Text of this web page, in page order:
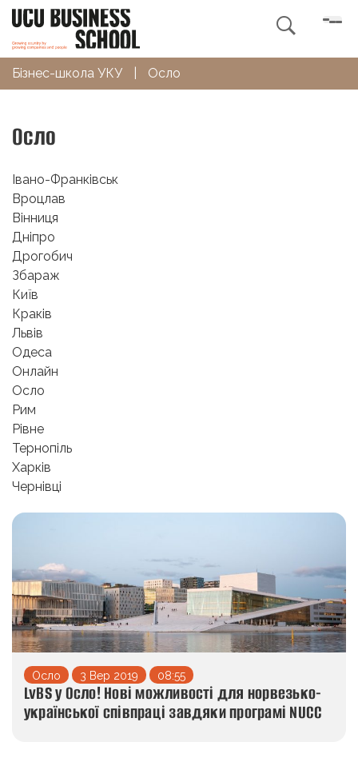

Бізнес-школа УКУ Осло
Осло
Івано-Франківськ
Вроцлав
Вінниця
Дніпро
Дрогобич
Збараж
Київ
Краків
Львів
Одеса
Онлайн
Осло
Рим
Рівне
Тернопіль
Харків
Чернівці
Осло 3 Вер 2019 08:55
LvBS у Осло! Нові можливості для норвезько-
української співпраці завдяки програмі NUCC